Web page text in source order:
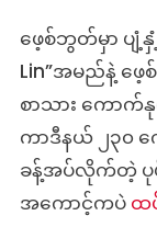
ဖေ့စ်ဘွတ်မှာ ပျံ့
Lin”အမည်နဲ့ ဖ
စာသား ကောက်
ကာဒီနယ် ၂၃၀ က
ခန့်အပ်လိုက်တဲ့ ပုပ်
အကောင့်ကပဲ ထ